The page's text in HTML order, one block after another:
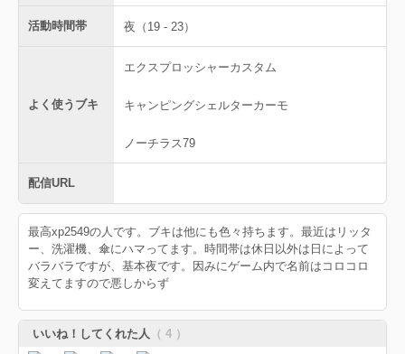
活動時間帯 夜（19 - 23）
よく使うブキ
エクスプロッシャーカスタム
キャンピングシェルターカーモ
ノーチラス79
配信URL
最高xp2549の人です。ブキは他にも色々持ちます。最近はリッタ
ー、洗濯機、傘にハマってます。時間帯は休日以外は日によって
バラバラですが、基本夜です。因みにゲーム内で名前はコロコロ
変えてますので悪しからず
いいね！してくれた人 （ 4 ）